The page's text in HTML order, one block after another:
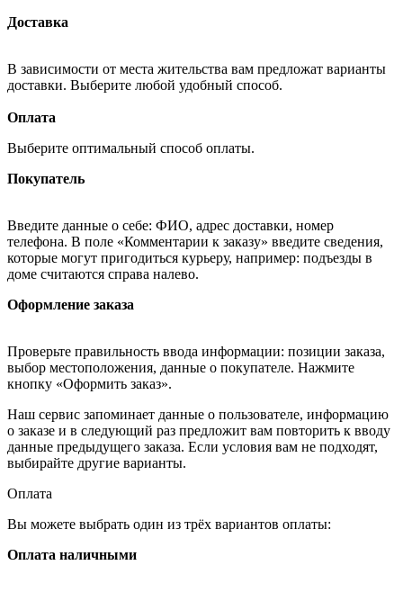
Доставка
В зависимости от места жительства вам предложат варианты
доставки. Выберите любой удобный способ.
Оплата
Выберите оптимальный способ оплаты.
Покупатель
Введите данные о себе: ФИО, адрес доставки, номер
телефона. В поле «Комментарии к заказу» введите сведения,
которые могут пригодиться курьеру, например: подъезды в
доме считаются справа налево.
Оформление заказа
Проверьте правильность ввода информации: позиции заказа,
выбор местоположения, данные о покупателе. Нажмите
кнопку «Оформить заказ».
Наш сервис запоминает данные о пользователе, информацию
о заказе и в следующий раз предложит вам повторить к вводу
данные предыдущего заказа. Если условия вам не подходят,
выбирайте другие варианты.
Оплата
Вы можете выбрать один из трёх вариантов оплаты:
Оплата наличными